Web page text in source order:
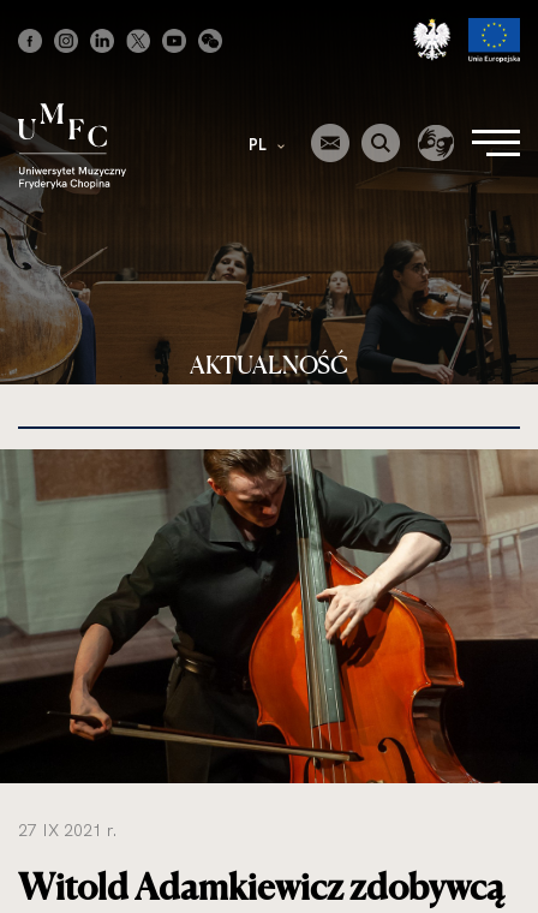
główna
PL
AKTUALNOŚĆ
kliknięcie
spowoduje
powiększenie
zdjęcia
rozmiarów
oryginalnych
27 IX 2021 r.
Witold Adamkiewicz zdobywcą